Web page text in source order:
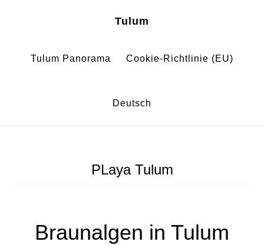
springen
springen
Tulum
Tulum Panorama Cookie-Richtlinie (EU)
Deutsch
PLaya Tulum
Braunalgen in Tulum